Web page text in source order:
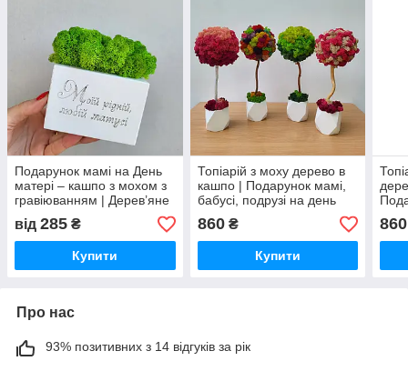
Подарунок мамі на День
матері – кашпо з мохом з
гравіюванням | Дерев’яне
кашпо, подарунок мамі на
день народження
від 285 ₴
Купити
Топіарій з моху дерево в
кашпо | Подарунок мамі,
бабусі, подрузі на день
народження, декор з
гравіюванням
860₴
Купити
860
Про нас
93% позитивних з 14 відгуків за рік